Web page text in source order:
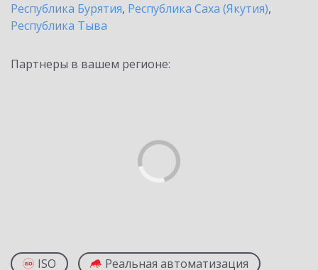
Республика Бурятия, Республика Саха (Якутия),
Республика Тыва
Партнеры в вашем регионе:
ISO Реальная автоматизация